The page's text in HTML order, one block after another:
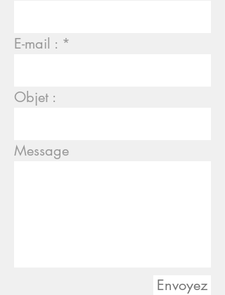
E-mail :
Objet :
Message
Envoyez